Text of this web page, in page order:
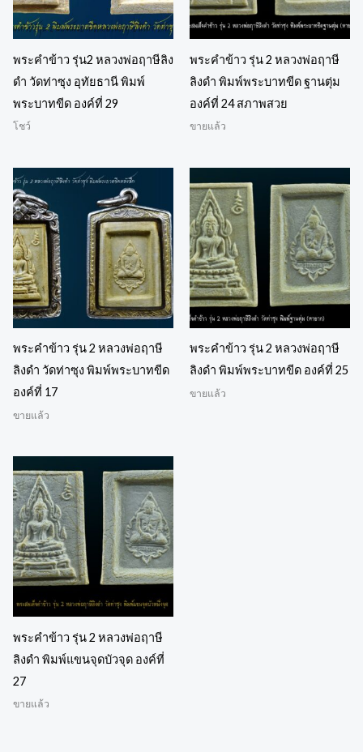
พระคำข้าว รุ่น2 หลวงพ่อฤาษีลิง
ดำ วัดท่าซุง อุทัยธานี พิมพ์
พระบาทขีด องค์ที่ 29
โชว์
พระคำข้าว รุ่น 2 หลวงพ่อฤาษี
ลิงดำ พิมพ์พระบาทขีด ฐานตุ่ม
องค์ที่ 24 สภาพสวย
ขายแล้ว
พระคำข้าว รุ่น 2 หลวงพ่อฤาษี
ลิงดำ วัดท่าซุง พิมพ์พระบาทขีด
องค์ที่ 17
ขายแล้ว
พระคำข้าว รุ่น 2 หลวงพ่อฤาษี
ลิงดำ พิมพ์พระบาทขีด องค์ที่ 25
ขายแล้ว
พระคำข้าว รุ่น 2 หลวงพ่อฤาษี
ลิงดำ พิมพ์แขนจุดบัวจุด องค์ที่
27
ขายแล้ว